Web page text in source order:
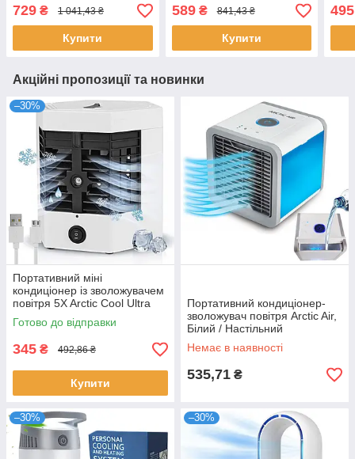
USB, Білий / Вентилятор
кондиціонер
729 ₴ 1 041,43 ₴
Купити
Настільний вентилятор /
Портативний настільний
кондиціонер
589₴ 841,43 ₴
Купити
495
Акційні пропозиції та новинки
–30%
Портативний міні
кондиціонер із зволожувачем
повітря 5X Arctic Cool Ultra
Pro, Білий / Настільний
кондиціонер
Готово до відправки
345 ₴ 492,86 ₴
Купити
Портативний кондиціонер-
зволожувач повітря Arctic Air,
Білий / Настільний
кондиціонер з підсвічуванням
Немає в наявності
535,71 ₴
–30% –30%